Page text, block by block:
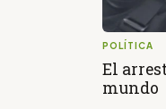
POLÍTICA
El
mundo